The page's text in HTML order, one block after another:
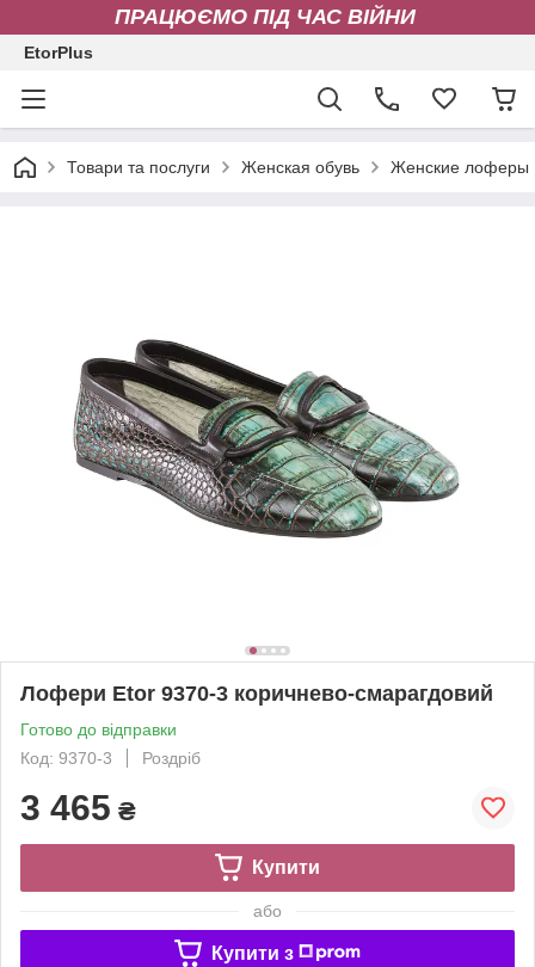
ПРАЦЮЄМО ПІД ЧАС ВІЙНИ
EtorPlus
Товари та послуги Женская обувь Женские лоферы
Лофери Etor 9370-3 коричнево-смарагдовий
Готово до відправки
Код: 9370-3
Роздріб
3 465 ₴
Купити
або
Купити з